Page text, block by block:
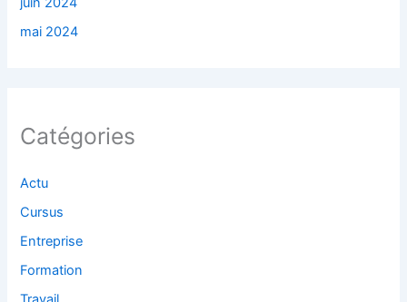
mai 2024
Catégories
Actu
Cursus
Entreprise
Formation